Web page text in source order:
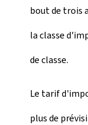
bout de trois
la classe
de classe.
Le tarif
plus de